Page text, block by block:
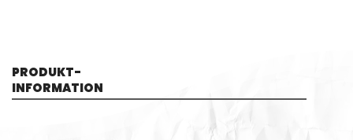
PRODUKT-
INFORMATION